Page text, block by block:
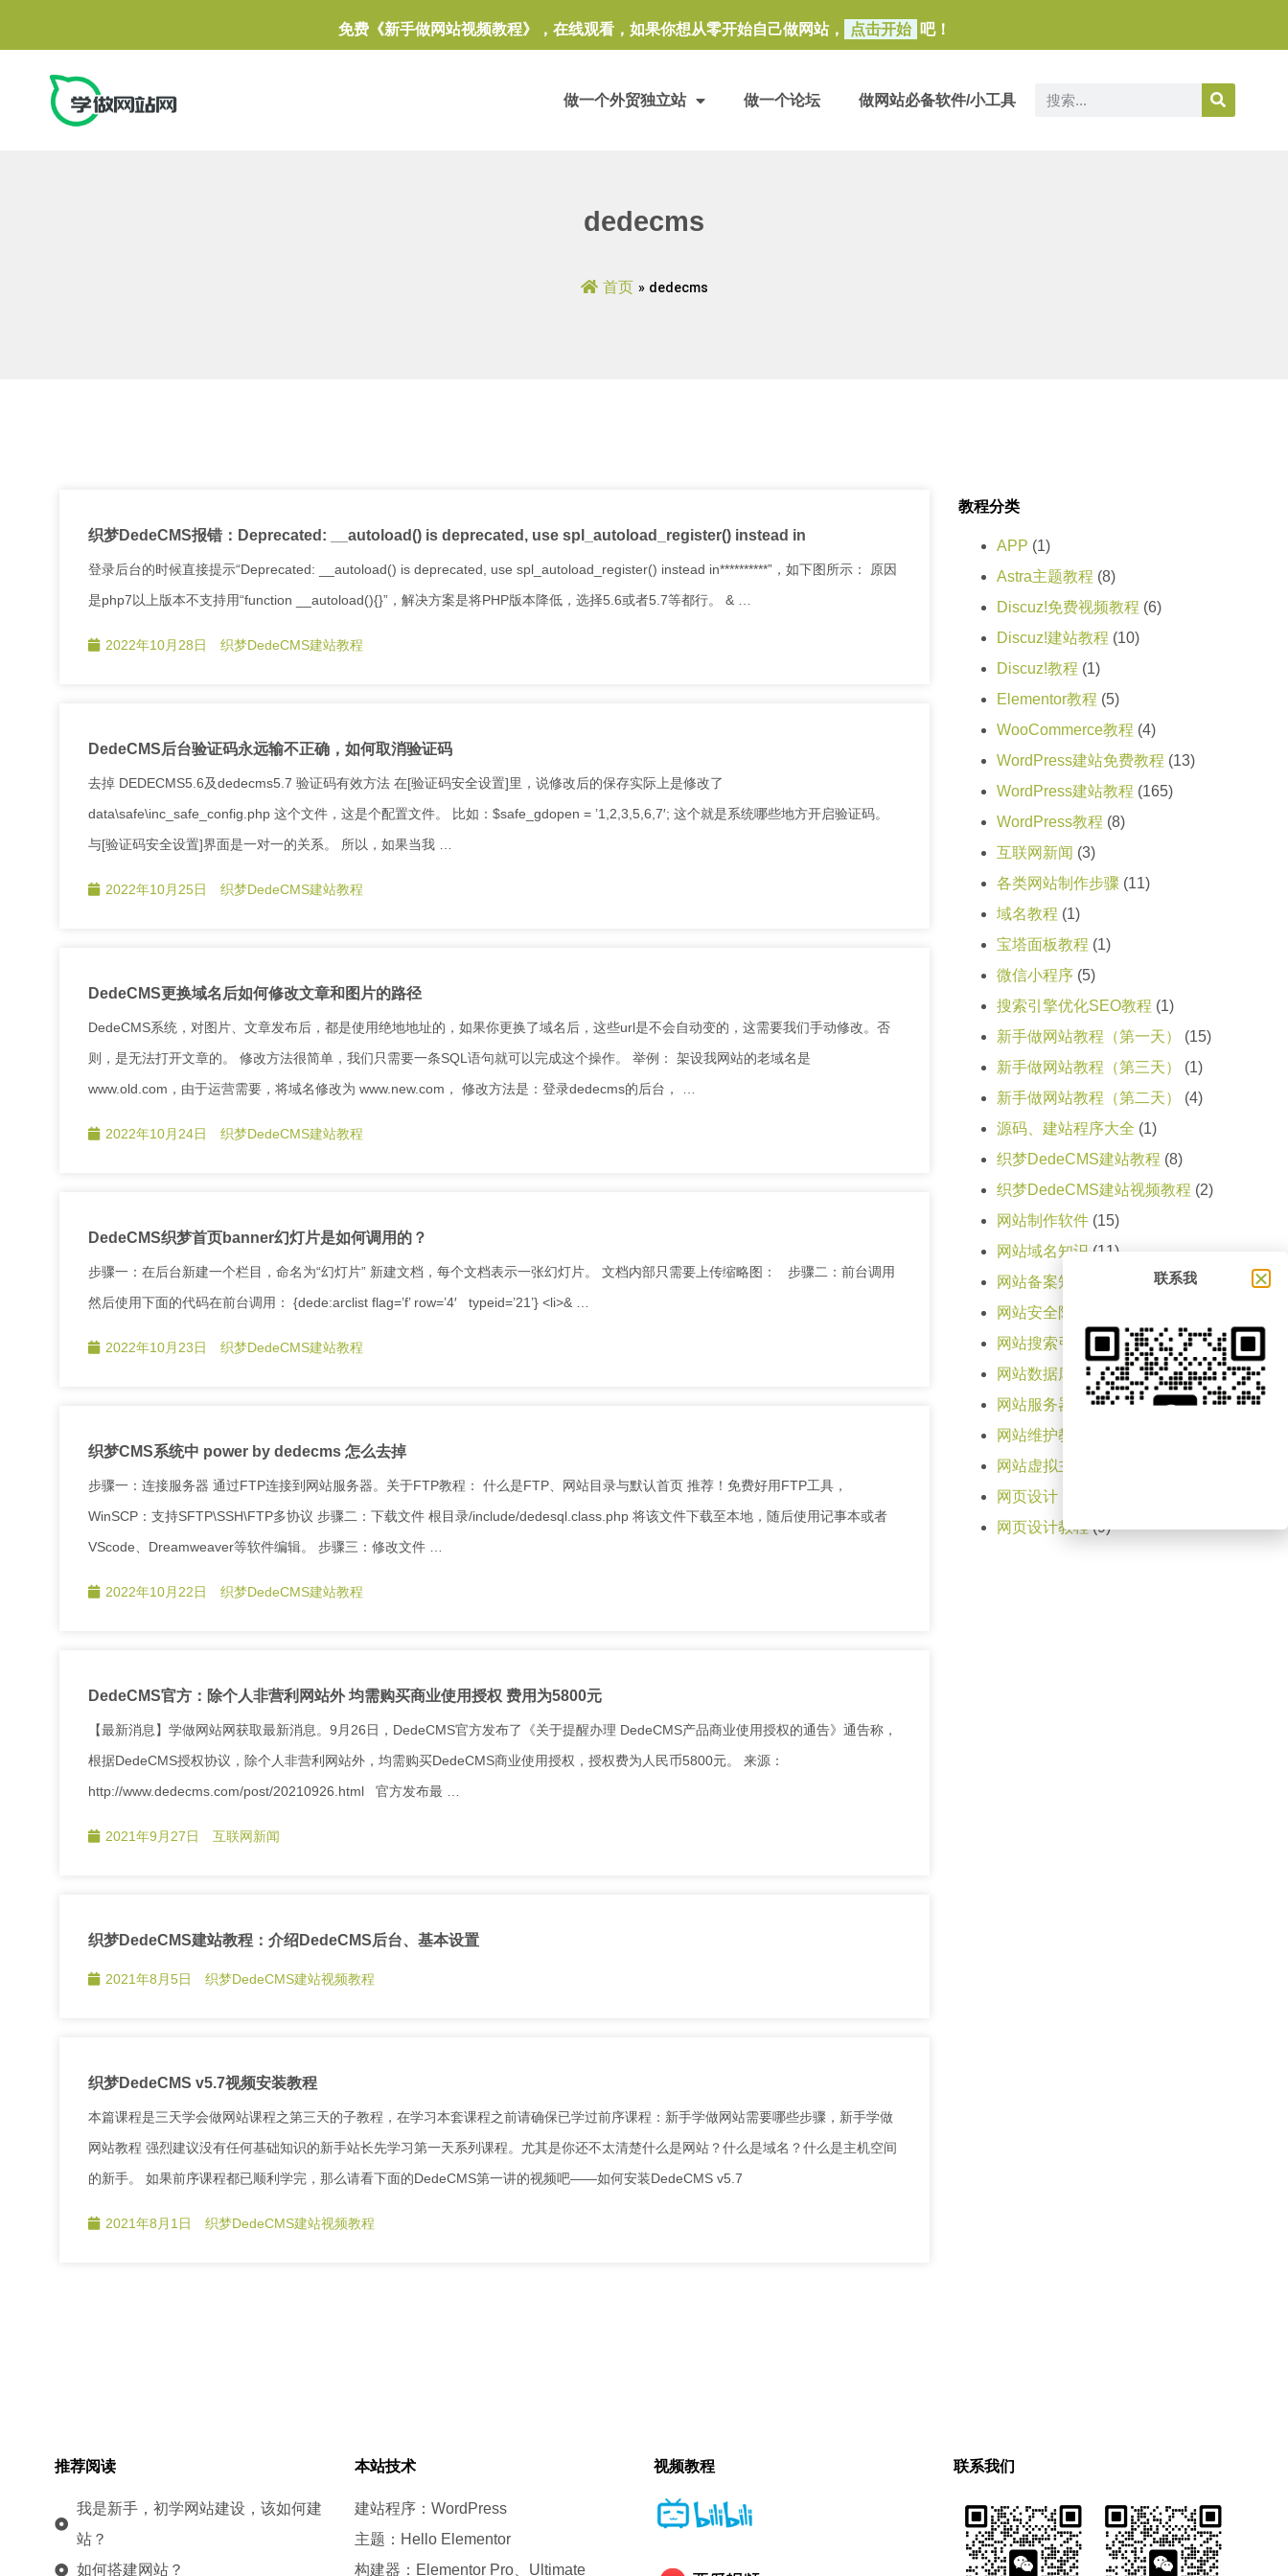
免费《新手做网站视频教程》，在线观看，如果你想从零开始自己做网站， 点击开始 吧！
做一个外贸独立站 做一个论坛 做网站必备软件/小工具
dedecms
首页 » dedecms
织梦DedeCMS报错：Deprecated: __autoload() is deprecated, use spl_autoload_register() instead in
登录后台的时候直接提示“Deprecated: __autoload() is deprecated, use spl_autoload_register() instead in**********”，如下图所示： 原因
是php7以上版本不支持用“function __autoload(){}”，解决方案是将PHP版本降低，选择5.6或者5.7等都行。 & …
2022年10月28日 织梦DedeCMS建站教程
DedeCMS后台验证码永远输不正确，如何取消验证码
去掉 DEDECMS5.6及dedecms5.7 验证码有效方法 在[验证码安全设置]里，说修改后的保存实际上是修改了
data\safe\inc_safe_config.php 这个文件，这是个配置文件。 比如：$safe_gdopen = ’1,2,3,5,6,7′; 这个就是系统哪些地方开启验证码。
与[验证码安全设置]界面是一对一的关系。 所以，如果当我 …
2022年10月25日 织梦DedeCMS建站教程
DedeCMS更换域名后如何修改文章和图片的路径
DedeCMS系统，对图片、文章发布后，都是使用绝地地址的，如果你更换了域名后，这些url是不会自动变的，这需要我们手动修改。否
则，是无法打开文章的。 修改方法很简单，我们只需要一条SQL语句就可以完成这个操作。 举例： 架设我网站的老域名是
www.old.com，由于运营需要，将域名修改为 www.new.com， 修改方法是：登录dedecms的后台， …
2022年10月24日 织梦DedeCMS建站教程
DedeCMS织梦首页banner幻灯片是如何调用的？
步骤一：在后台新建一个栏目，命名为“幻灯片” 新建文档，每个文档表示一张幻灯片。 文档内部只需要上传缩略图： 步骤二：前台调用
然后使用下面的代码在前台调用： {dede:arclist flag=’f’ row=’4′ typeid=’21’} <li>& …
2022年10月23日 织梦DedeCMS建站教程
织梦CMS系统中 power by dedecms 怎么去掉
步骤一：连接服务器 通过FTP连接到网站服务器。关于FTP教程： 什么是FTP、网站目录与默认首页 推荐！免费好用FTP工具，
WinSCP：支持SFTP\SSH\FTP多协议 步骤二：下载文件 根目录/include/dedesql.class.php 将该文件下载至本地，随后使用记事本或者
VScode、Dreamweaver等软件编辑。 步骤三：修改文件 …
2022年10月22日 织梦DedeCMS建站教程
DedeCMS官方：除个人非营利网站外 均需购买商业使用授权 费用为5800元
【最新消息】学做网站网获取最新消息。9月26日，DedeCMS官方发布了《关于提醒办理 DedeCMS产品商业使用授权的通告》通告称，
根据DedeCMS授权协议，除个人非营利网站外，均需购买DedeCMS商业使用授权，授权费为人民币5800元。 来源：
http://www.dedecms.com/post/20210926.html 官方发布最 …
2021年9月27日 互联网新闻
织梦DedeCMS建站教程：介绍DedeCMS后台、基本设置
2021年8月5日 织梦DedeCMS建站视频教程
织梦DedeCMS v5.7视频安装教程
本篇课程是三天学会做网站课程之第三天的子教程，在学习本套课程之前请确保已学过前序课程：新手学做网站需要哪些步骤，新手学做
网站教程 强烈建议没有任何基础知识的新手站长先学习第一天系列课程。尤其是你还不太清楚什么是网站？什么是域名？什么是主机空间
的新手。 如果前序课程都已顺利学完，那么请看下面的DedeCMS第一讲的视频吧——如何安装DedeCMS v5.7
2021年8月1日 织梦DedeCMS建站视频教程
教程分类
APP (1)
Astra主题教程 (8)
Discuz!免费视频教程 (6)
Discuz!建站教程 (10)
Discuz!教程 (1)
Elementor教程 (5)
WooCommerce教程 (4)
WordPress建站免费教程 (13)
WordPress建站教程 (165)
WordPress教程 (8)
互联网新闻 (3)
各类网站制作步骤 (11)
域名教程 (1)
宝塔面板教程 (1)
微信小程序 (5)
搜索引擎优化SEO教程 (1)
新手做网站教程（第一天）
(15)
新手做网站教程（第三天）
(1)
新手做网站教程（第二天）
(4)
源码、建站程序大全 (1)
织梦DedeCMS建站教程 (8)
织梦DedeCMS建站视频教程 (2)
网站制作软件(15)
网站域名知识 (11)
网站备案知识
网站安全防护知识
网站搜索引擎优化SEO知识 (2)
网站数据库知识(5)
网站服务器教程(31)
网站维护教程
网站虚拟主机知识
网页设计(1)
网页设计教程(9)
推荐阅读
我是新手，初学网站建设，该如何建
站？
如何搭建网站？
本站技术
建站程序：WordPress
主题：Hello Elementor
构建器：Elementor Pro、Ultimate
视频教程 联系我们
联系我